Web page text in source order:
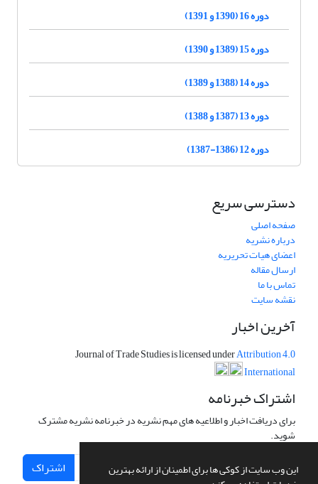
این وب سایت از کوکی ها برای اطمینان از ارائه بهترین
دوره 16 (1390 و 1391)
دوره 15 (1389 و 1390)
دوره 14 (1388 و 1389)
دوره 13 (1387 و 1388)
دوره 12 (1386-1387)
دسترسی سریع
صفحه اصلی
درباره نشریه
اعضای هیات تحریریه
ارسال مقاله
تماس با ما
نقشه سایت
آخرین اخبار
Journal of Trade Studies is licensed underAttribution 4.0
International
اشتراک خبرنامه
برای دریافت اخبار و اطلاعیه های مهم نشریه در خبرنامه نشریه مشترک
شوید.
اشتراک